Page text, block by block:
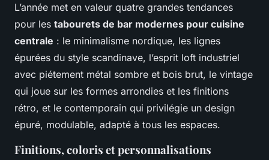
L’année met en valeur quatre grandes tendances
pour les tabourets de bar modernes pour cuisine
centrale : le minimalisme nordique, les lignes
épurées du style scandinave, l’esprit loft industriel
avec piétement métal sombre et bois brut, le vintage
qui joue sur les formes arrondies et les finitions
rétro, et le contemporain qui privilégie un design
épuré, modulable, adapté à tous les espaces.
Finitions, coloris et personnalisations